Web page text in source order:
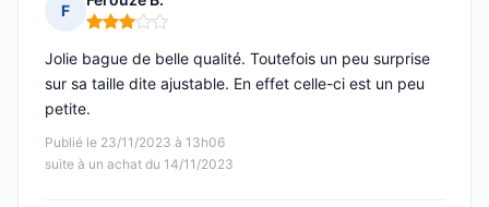
F
Note : 3 sur 5
Publié le 23/11/2023 à 13h06
suite à un achat du 14/11/2023
Jolie bague de belle qualité. Toutefois un peu surprise
sur sa taille dite ajustable. En effet celle-ci est un peu
petite.